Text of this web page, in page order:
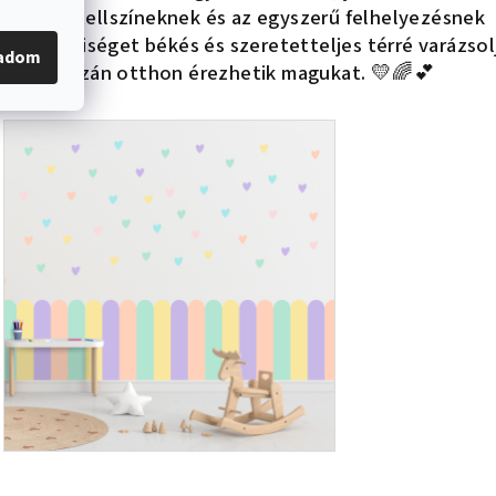
pasztellszíneknek és az egyszerű felhelyezésnek
helyiséget békés és szeretetteljes térré
igazán otthon érezhetik magukat. 💛🌈💕